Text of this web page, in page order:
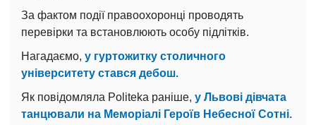
За фактом події правоохоронці проводять
перевірки та встановлюють особу підлітків.
Нагадаємо, у гуртожитку столичного
університету стався дебош.
Як повідомляла Politeka раніше, у Львові дівчата
танцювали на Меморіалі Героїв Небесної Сотні.